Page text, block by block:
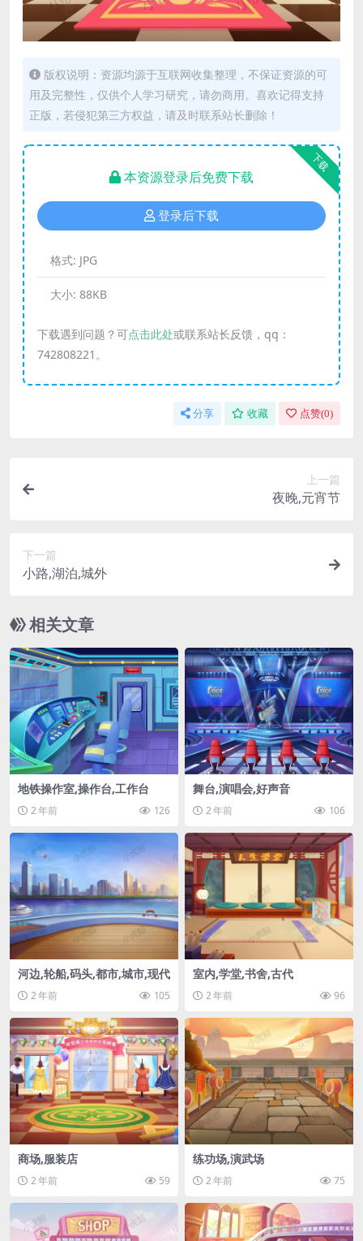
版权说明：资源均源于互联网收集整理，不保证资源的可
用及完整性，仅供个人学习研究，请勿商用。喜欢记得支持
正版，若侵犯第三方权益，请及时联系站长删除！
下载
本资源登录后免费下载
登录后下载
格式: JPG
大小: 88KB
下载遇到问题？可点击此处或联系站长反馈，qq：
742808221。
分享 收藏 点赞(0)
上一篇
夜晚,元宵节
下一篇
小路,湖泊,城外
相关文章
地铁操作室,操作台,工作台
2 年前 126
舞台,演唱会,好声音
2 年前 106
河边,轮船,码头,都市,城市,现代
2 年前 105
室内,学堂,书舍,古代
2 年前 96
商场,服装店
2 年前 59
练功场,演武场
2 年前 75